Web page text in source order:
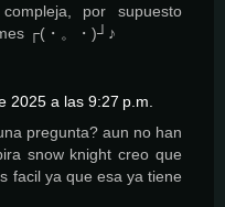
por supuesto
┌(・。・)┘♪
2025 a las 9:27 p.m.
pregunta? aun no han
snow knight creo que
facil ya que esa ya tiene